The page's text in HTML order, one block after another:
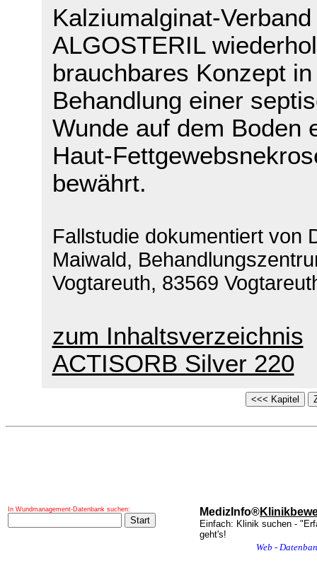
Kalziumalginat-Verband
ALGOSTERIL
brauchbares Konzept
Behandlung einer
Wunde auf dem Boden
Haut-
bewährt.
Fallstudie dokumentiert von
Maiwald,
Vogtareuth, 83569
zum Inhaltsverzeichnis
ACTISORB Silver 220
In Wundmanagement-Datenbank suchen: MedizInfo®
Einfach: Klinik suchen -
geht's!
Web -